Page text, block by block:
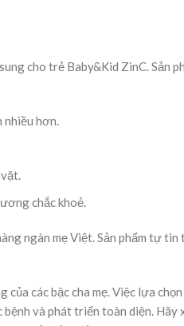
cho trẻ Baby&Kid ZinC. Sản
nhiều hơn.
chắc khoẻ.
ngàn mẹ Việt. Sản phẩm tự
các bậc cha mẹ. Việc lựa
và phát triển toàn diện. Hãy